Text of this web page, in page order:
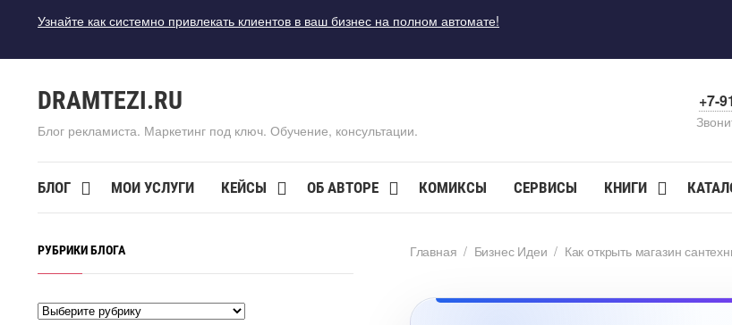
Узнайте как системно привлекать клиентов в ваш бизнес на полном автомате!
DRAMTEZI.RU
Блог рекламиста. Маркетинг под ключ. Обучение, консультации.
+7-
БЛОГ МОИ УСЛУГИ КЕЙСЫ ОБ АВТОРЕ КОМИКСЫ СЕРВИСЫ КНИГИ
Главная / Бизнес Идеи / Как открыть магазин
РУБРИКИ БЛОГА